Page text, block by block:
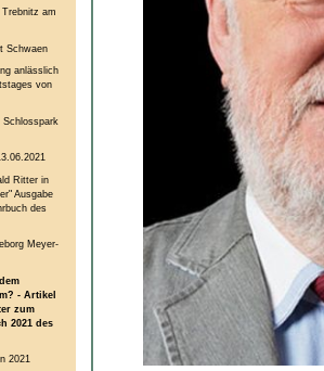
am
Schwaen
anlässlich
von
Ritter in
Ausgabe
des
Meyer-
- Artikel
zum
2021 des
2021